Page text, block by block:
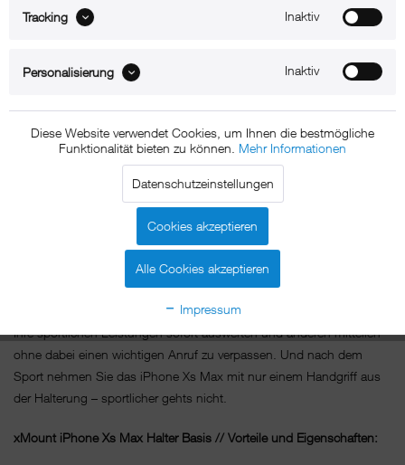
Beschreibung
Rohrbefestigung
Machen Sie mit xMount@Bike das iPhone Xs Max zu Ihrem
persönlichen Fitnesstrainer: Lassen Sie sich von Ihrer
Lieblingsmusik so richtig in Fahrt bringen oder entspannen Sie beim
Radeln mit Ihrem Hörbuch – mit xMount@Bike wird das iPhone Xs
Max zum festen Bestandteil Ihres Fitnessprogramms.
Falls Sie auch mal in Gesellschaft schwitzen möchten, können Sie
Ihre sportlichen Leistungen sofort auswerten und anderen mitteilen –
ohne dabei einen wichtigen Anruf zu verpassen. Und nach dem
Sport nehmen Sie das iPhone Xs Max mit nur einem Handgriff aus
der Halterung – sportlicher gehts nicht.
xMount iPhone Xs Max Halter Basis // Vorteile und Eigenschaften:
Tracking Inaktiv
Personalisierung Inaktiv
Diese Website verwendet Cookies, um Ihnen die bestmögliche
Funktionalität bieten zu können. Mehr Informationen
Datenschutzeinstellungen
Cookies akzeptieren
Alle Cookies akzeptieren
Impressum